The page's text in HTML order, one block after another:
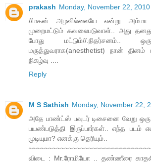
prakash Monday, November 22,
//மகன் அழவில்லையே என்று அம்மா
முறைமட்டும் கவலைபடுவாள்.. அது
போது மட்டும்//.நிதர்சனம்..
மருத்துவராக(anesthetist) நான்
நிகழ்வு ....
Reply
M S Sathish Monday, November 22,
அதே பாண்ட்ஸ் பவுடர் டிசைனை வேறு ஒரு
பயண்படுத்தி இருப்பார்கள்.. எந்த படம்
முடியுமா? எனக்கு தெரியும்..
விடை : Mr.ரோமியோ .. தண்ணீரை